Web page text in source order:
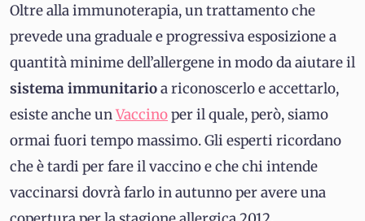
Oltre alla immunoterapia, un trattamento che
prevede una graduale e progressiva esposizione a
quantità minime dell’allergene in modo da aiutare il
sistema immunitarioa riconoscerlo e accettarlo,
esiste anche unVaccinoper il quale, però, siamo
ormai fuori tempo massimo. Gli esperti ricordano
che è tardi per fare il vaccino e che chi intende
vaccinarsi dovrà farlo in autunno per avere una